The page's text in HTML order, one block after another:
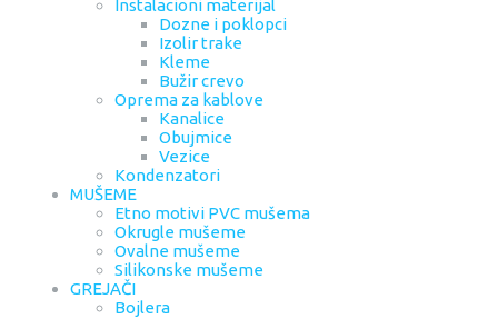
Instalacioni materijal
Dozne i poklopci
Izolir trake
Kleme
Bužir crevo
Oprema za kablove
Kanalice
Obujmice
Vezice
Kondenzatori
MUŠEME
Etno motivi PVC mušema
Okrugle mušeme
Ovalne mušeme
Silikonske mušeme
GREJAČI
Bojlera